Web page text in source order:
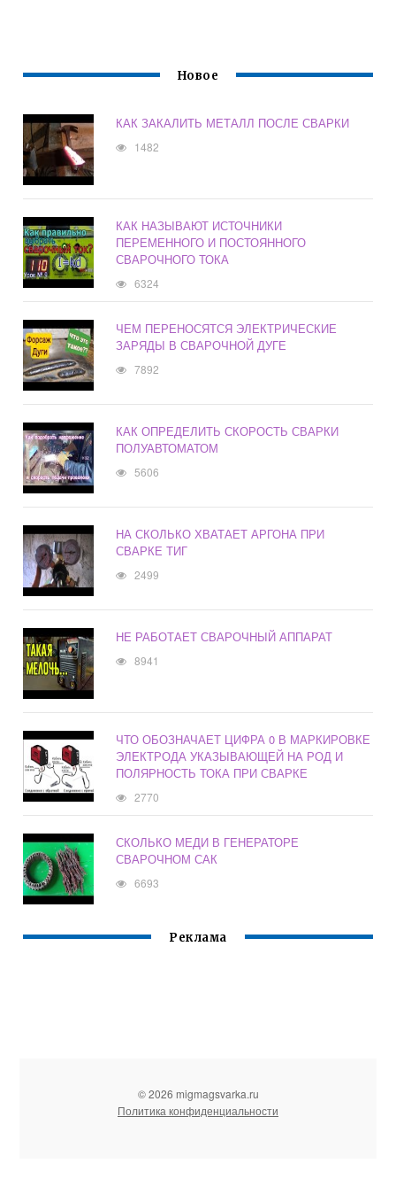
Новое
КАК ЗАКАЛИТЬ МЕТАЛЛ ПОСЛЕ СВАРКИ
1482
КАК НАЗЫВАЮТ ИСТОЧНИКИ
ПЕРЕМЕННОГО И ПОСТОЯННОГО
СВАРОЧНОГО ТОКА
6324
ЧЕМ ПЕРЕНОСЯТСЯ ЭЛЕКТРИЧЕСКИЕ
ЗАРЯДЫ В СВАРОЧНОЙ ДУГЕ
7892
КАК ОПРЕДЕЛИТЬ СКОРОСТЬ СВАРКИ
ПОЛУАВТОМАТОМ
5606
НА СКОЛЬКО ХВАТАЕТ АРГОНА ПРИ
СВАРКЕ ТИГ
2499
НЕ РАБОТАЕТ СВАРОЧНЫЙ АППАРАТ
8941
ЧТО ОБОЗНАЧАЕТ ЦИФРА 0 В МАРКИРОВКЕ
ЭЛЕКТРОДА УКАЗЫВАЮЩЕЙ НА РОД И
ПОЛЯРНОСТЬ ТОКА ПРИ СВАРКЕ
2770
СКОЛЬКО МЕДИ В ГЕНЕРАТОРЕ
СВАРОЧНОМ САК
6693
Реклама
© 2026 migmagsvarka.ru
Политика конфиденциальности